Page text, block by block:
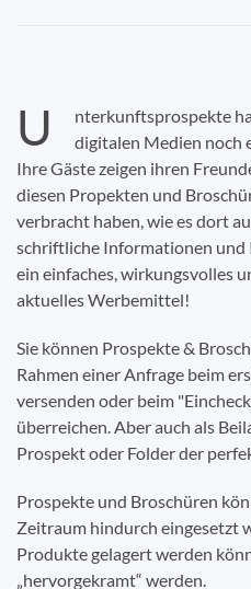
U
nterkunftsprospekte
digitalen Medien noch
Ihre Gäste zeigen ihren
diesen Propekten und
verbracht haben, wie es dort
schriftliche Informationen und
ein einfaches, wirkungsvolles
aktuelles Werbemittel!
Sie können Prospekte &
Rahmen einer Anfrage beim
versenden oder beim
überreichen. Aber auch als
Prospekt oder Folder der
Prospekte und Broschüren
Zeitraum hindurch eingesetzt
Produkte gelagert werden
„hervorgekramt“ werden.